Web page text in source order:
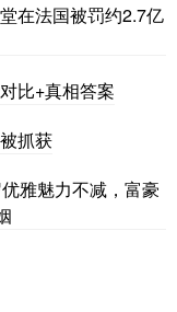
在法国被罚约2.7亿
比+真相答案
抓获
雅魅力不减，富豪